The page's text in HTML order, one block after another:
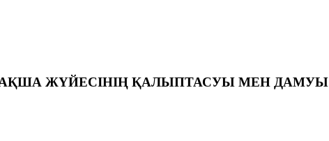
АҚША ЖҮЙЕСIНIҢ ҚАЛЫПТАСУЫ МЕН ДАМУЫ